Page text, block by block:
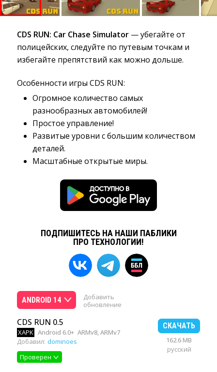
CDS RUN: Car Chase Simulator — убегайте от
полицейских, следуйте по путевым точкам и
избегайте препятствий как можно дольше.
Особенности игры CDS RUN:
Огромное количество самых
разнообразных автомобилей!
Простое управление!
Развитые уровни с большим количеством
деталей.
Масштабные открытые миры.
ПОДПИШИТЕСЬ НА НАШИ ПАБЛИКИ
ПРО ТЕХНОЛОГИИ!
ANDROID 14
Добавить
обновление
CDS RUN 0.5
XAPK Android 6.0+ ARMv8, ARMv7
Добавил: dominoes
Проверен
СКАЧАТЬ
162.6 MB
русский